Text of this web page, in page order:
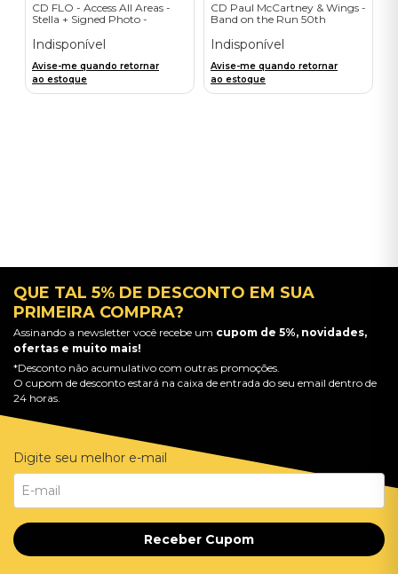
CD FLO - Access All Areas -
Stella + Signed Photo -
Indisponível
Avise-me quando retornar
ao estoque
CD Paul McCartney & Wings -
Band on the Run 50th
Importado
Indisponível
Avise-me quando retornar
ao estoque
QUE TAL 5% DE DESCONTO EM SUA
PRIMEIRA COMPRA?
Assinando a newsletter você recebe um cupom de 5%, novidades,
ofertas e muito mais!
*Desconto não acumulativo com outras promoções.
O cupom de desconto estará na caixa de entrada do seu email dentro de
24 horas.
Digite seu melhor e-mail
Receber Cupom